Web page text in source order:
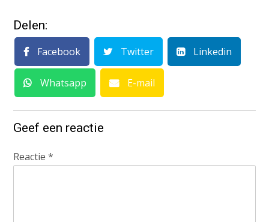
Delen:
Facebook Twitter Linkedin
Whatsapp E-mail
Geef een reactie
Reactie*